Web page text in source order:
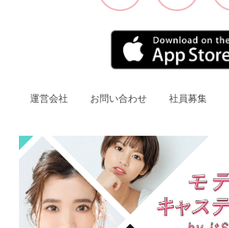
運営会社 お問い合わせ 社員募集